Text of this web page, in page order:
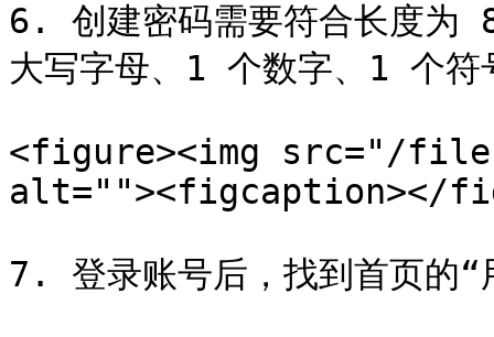
6. 创建密码需要符合长度为
大写字母、1 个数字、1 个
<figure><img src="/files/
alt=""><figcaption></
7. 登录账号后，找到首页的“